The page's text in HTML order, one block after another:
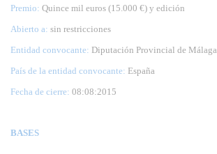
Premio: Quince mil euros (15.000 €) y edición
Abierto a: sin restricciones
Entidad convocante: Diputación Provincial de Málaga
País de la entidad convocante: España
Fecha de cierre: 08:08:2015
BASES